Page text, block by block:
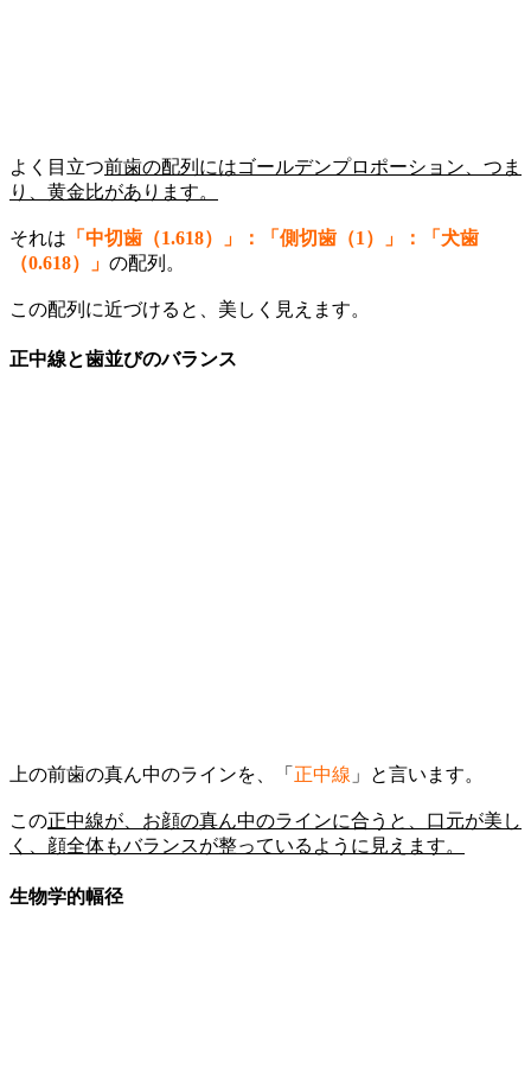
よく目立つ前歯の配列にはゴールデンプロポーション、つま
り、黄金比があります。
それは 「中切歯（1.618）」：「側切歯（1）」：「犬歯
（0.618）」 の配列。
この配列に近づけると、美しく見えます。
正中線と歯並びのバランス
上の前歯の真ん中のラインを、「 正中線 」と言います。
この正中線が、お顔の真ん中のラインに合うと、口元が美し
く、顔全体もバランスが整っているように見えます。
生物学的幅径